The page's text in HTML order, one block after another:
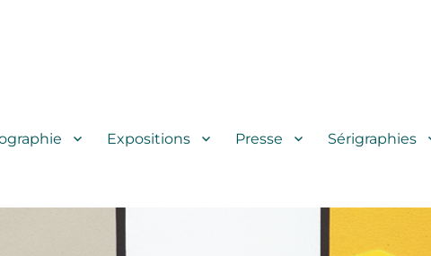
Expositions Presse Sérigraphies